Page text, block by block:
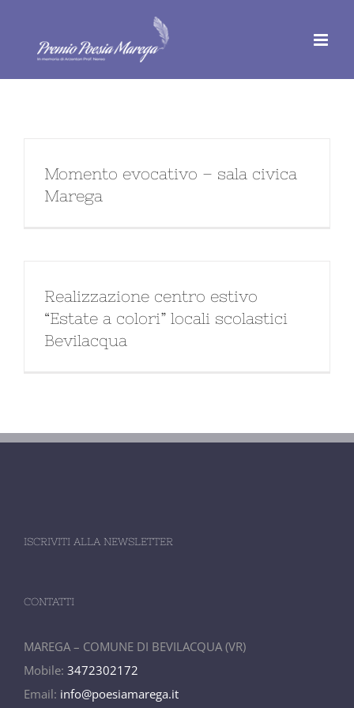
contenuto
Momento evocativo – sala civica
Marega
Realizzazione centro estivo
“Estate a colori” locali scolastici
Bevilacqua
ISCRIVITI ALLA NEWSLETTER
CONTATTI
MAREGA – COMUNE DI BEVILACQUA (VR)
Mobile: 3472302172
Email: info@poesiamarega.it